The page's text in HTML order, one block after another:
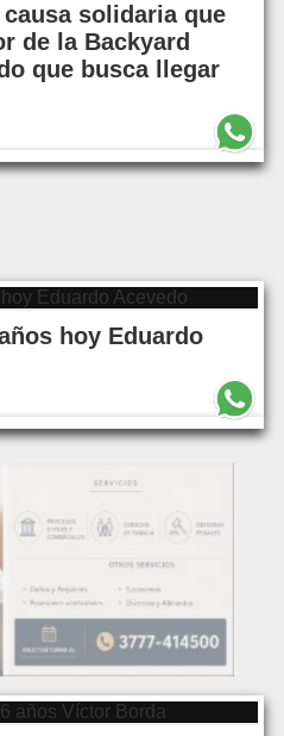
solidaria que
de la Backyard
que busca llegar
hoy Eduardo